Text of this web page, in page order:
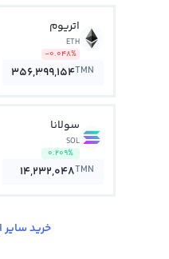
اتریوم
ETH
-0.048%
356,399,154TMN
سولانا
SOL
0.209%
14,232,048TMN
خرید سایر